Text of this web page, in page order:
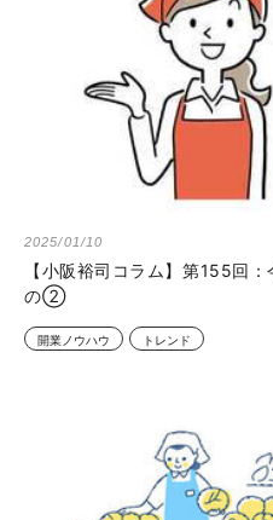
2025/01/10
【小阪裕司コラム】第155回
の②
開業ノウハウ トレンド